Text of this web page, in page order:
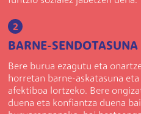
2
BARNE-
Bere burua ezagutu eta
horretan barne-askatasuna
afektiboa lortzeko. Bere
duena eta konfiantza duena